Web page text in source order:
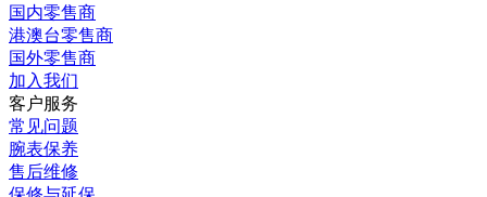
国内零售商
港澳台零售商
国外零售商
加入我们
客户服务
常见问题
腕表保养
售后维修